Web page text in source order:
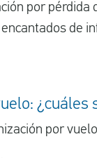
por
de
¿cuáles
por